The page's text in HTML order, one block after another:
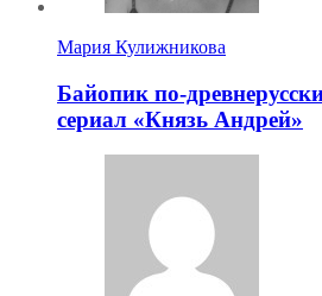
Мария Кулижникова
Байопик по-
сериал «Князь Андрей»